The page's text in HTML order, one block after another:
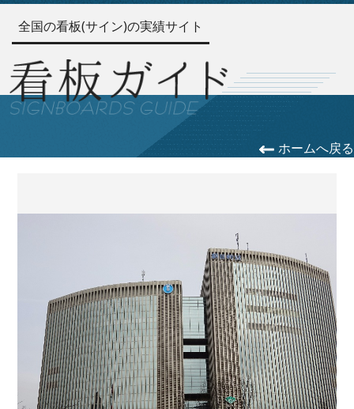
全国の看板(サイン)の実績サイト
ホームへ戻る